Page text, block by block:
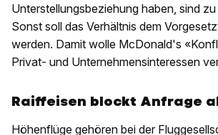
Unterstellungsbeziehung haben, sind
Sonst soll das Verhältnis dem
werden. Damit wolle McDonald's
Privat- und Unternehmensinteressen
Raiffeisen blockt Anfrage
Höhenflüge gehören bei der